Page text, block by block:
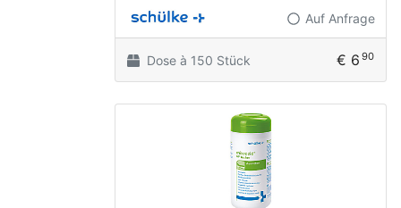
Auf Anfrage
Dose à 150 Stück € 6 90